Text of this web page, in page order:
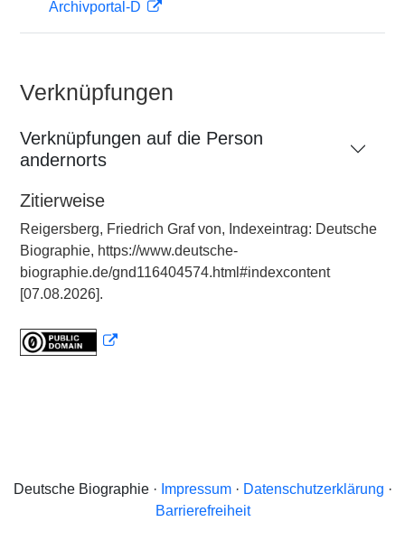
Archivportal-D
Verknüpfungen
Verknüpfungen auf die Person
andernorts
Zitierweise
Reigersberg, Friedrich Graf von, Indexeintrag: Deutsche
Biographie, https://www.deutsche-
biographie.de/gnd116404574.html#indexcontent
[07.08.2026].
Deutsche Biographie · Impressum· Datenschutzerklärung ·
Barrierefreiheit